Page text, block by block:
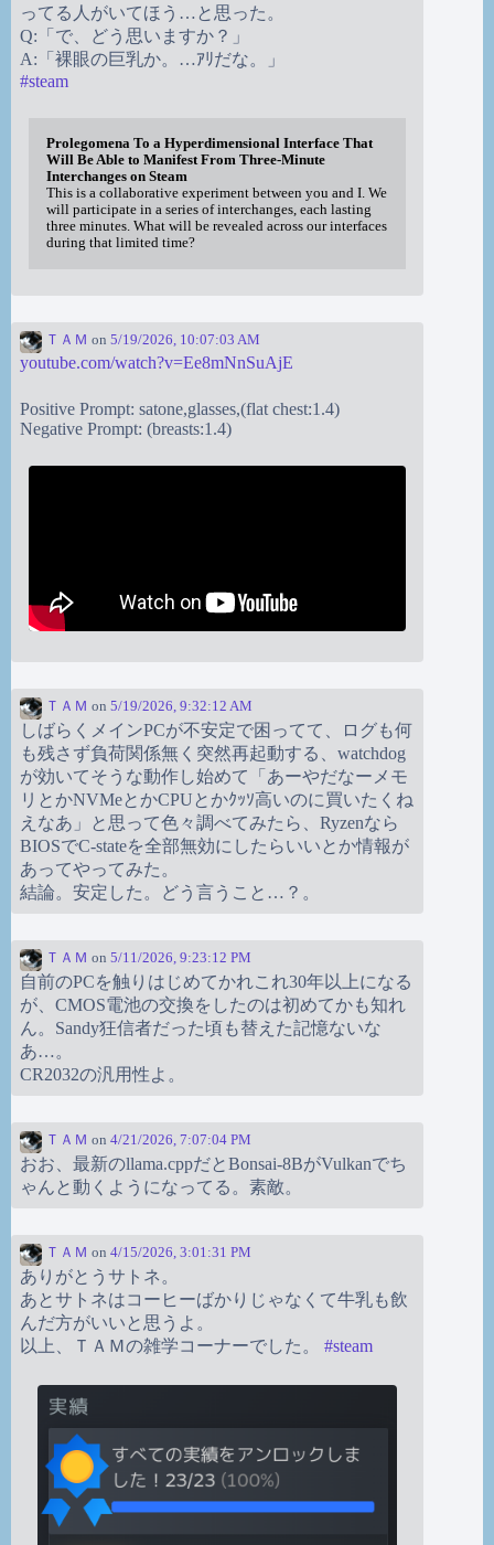
ってる人がいてほう…と思った。
Q:「で、どう思いますか？」
A:「裸眼の巨乳か。…ｱﾘだな。」
#steam
Prolegomena To a Hyperdimensional Interface That
Will Be Able to Manifest From Three-Minute
Interchanges on Steam
This is a collaborative experiment between you and I. We
will participate in a series of interchanges, each lasting
three minutes. What will be revealed across our interfaces
during that limited time?
ＴＡＭ on 5/19/2026, 10:07:03 AM
youtube.com/watch?v=Ee8mNnSuAjE
Positive Prompt: satone,glasses,(flat chest:1.4)
Negative Prompt: (breasts:1.4)
ＴＡＭ on 5/19/2026, 9:32:12 AM
しばらくメインPCが不安定で困ってて、ログも何
も残さず負荷関係無く突然再起動する、watchdog
が効いてそうな動作し始めて「あーやだなーメモ
リとかNVMeとかCPUとかｸｯｿ高いのに買いたくね
えなあ」と思って色々調べてみたら、Ryzenなら
BIOSでC-stateを全部無効にしたらいいとか情報が
あってやってみた。
結論。安定した。どう言うこと…？。
ＴＡＭ on 5/11/2026, 9:23:12 PM
自前のPCを触りはじめてかれこれ30年以上になる
が、CMOS電池の交換をしたのは初めてかも知れ
ん。Sandy狂信者だった頃も替えた記憶ないな
あ…。
CR2032の汎用性よ。
ＴＡＭ on 4/21/2026, 7:07:04 PM
おお、最新のllama.cppだとBonsai-8BがVulkanでち
ゃんと動くようになってる。素敵。
ＴＡＭ on 4/15/2026, 3:01:31 PM
ありがとうサトネ。
あとサトネはコーヒーばかりじゃなくて牛乳も飲
んだ方がいいと思うよ。
以上、ＴＡＭの雑学コーナーでした。 #steam